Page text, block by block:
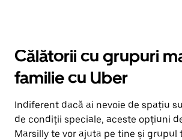
Călătorii cu grupuri
familie cu Uber
Indiferent dacă ai nevoie de spațiu
de condiții speciale, aceste opțiuni
Marsilly te vor ajuta pe tine și grupul